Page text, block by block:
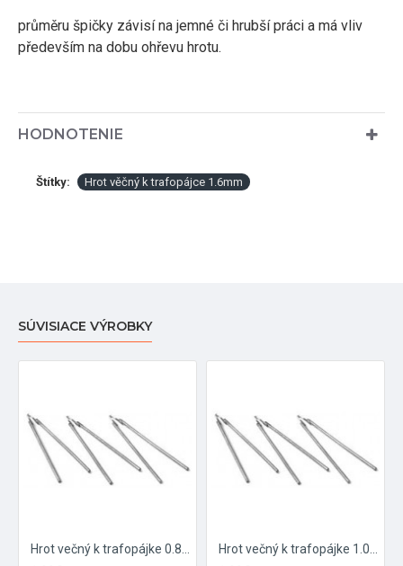
průměru špičky závisí na jemné či hrubší práci a má vliv
především na dobu ohřevu hrotu.
HODNOTENIE
Štítky: Hrot věčný k trafopájce 1.6mm
SÚVISIACE VÝROBKY